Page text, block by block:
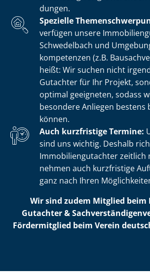
dun­gen.
Spezielle
verfügen unsere
Schwedelbach und
kom­pe­ten­zen (z.B.
heißt: Wir suchen nicht
Gutachter für Ihr Projekt,
optimal geeigneten, sodass
besondere Anliegen bestens
können.
Auch kurzfristige Termine:
sind uns wichtig. Deshalb
Im­mo­bi­li­en­gut­ach­ter zeitlich
nehmen auch kurzfristige
ganz nach Ihren
Wir sind zudem Mitglied beim
Gutachter &
Fördermitglied beim Verein